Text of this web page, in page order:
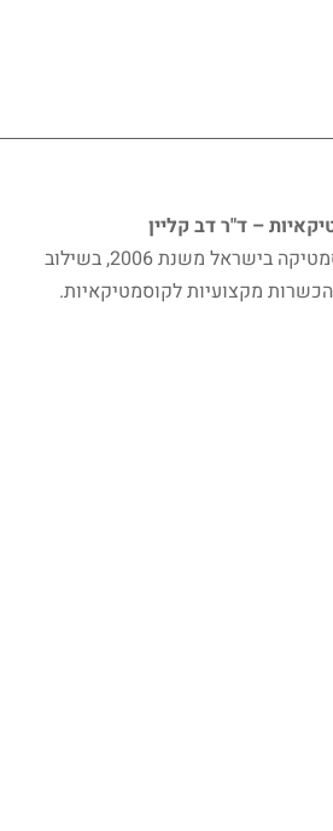
– ד"ר דב קליין
מובילים את תחום הקוסמטיקה בישראל משנת 2006, בשילוב
מקצועיות לקוסמטיקאיות.